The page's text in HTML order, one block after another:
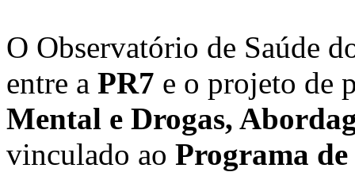
O Observatório de Saúde
entre a PR7 e o projeto de
Mental e Drogas,
vinculado ao Programa